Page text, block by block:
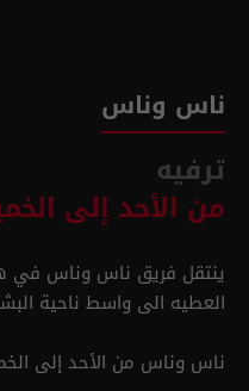
ناس وناس
ترفيه
من الأحد إلى
ينتقل فريق ناس وناس في
العطيه الى واسط ناحية
ناس وناس من الأحد إلى الخميس